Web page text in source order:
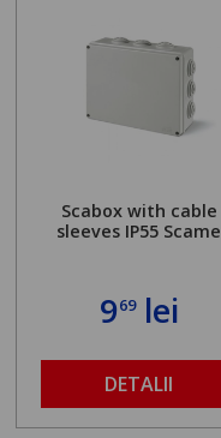
Scabox with cable
sleeves IP55 Scame
969lei
DETALII